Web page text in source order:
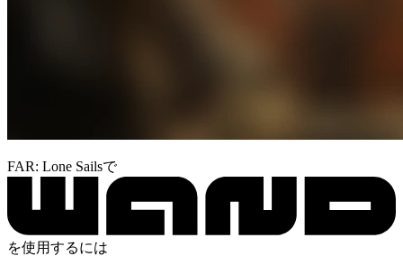
FAR: Lone Sailsで
を使用するには